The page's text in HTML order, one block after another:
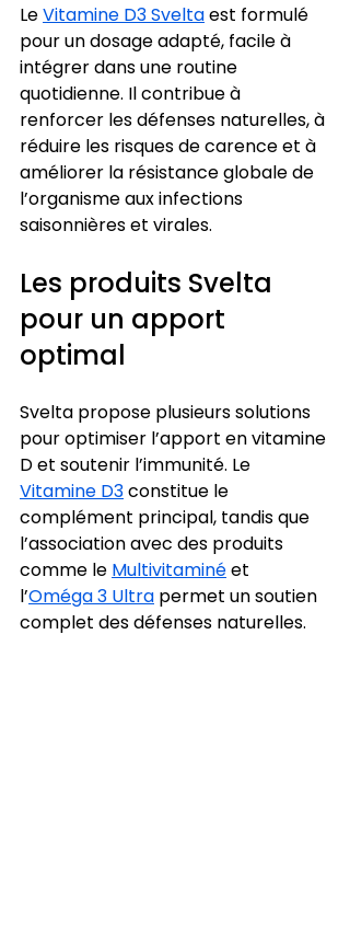
Le Vitamine D3 Svelta est formulé
pour un dosage adapté, facile à
intégrer dans une routine
quotidienne. Il contribue à
renforcer les défenses naturelles, à
réduire les risques de carence et à
améliorer la résistance globale de
l’organisme aux infections
saisonnières et virales.
Les produits Svelta
pour un apport
optimal
Svelta propose plusieurs solutions
pour optimiser l’apport en vitamine
D et soutenir l’immunité. Le
Vitamine D3 constitue le
complément principal, tandis que
l’association avec des produits
comme le Multivitaminé et
l’Oméga 3 Ultra permet un soutien
complet des défenses naturelles.